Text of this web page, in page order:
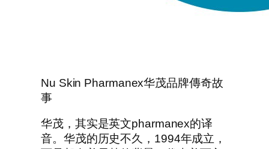
Nu Skin Pharmanex华茂品牌傳奇故
事
华茂，其实是英文pharmanex的译
音。华茂的历史不久，1994年成立，